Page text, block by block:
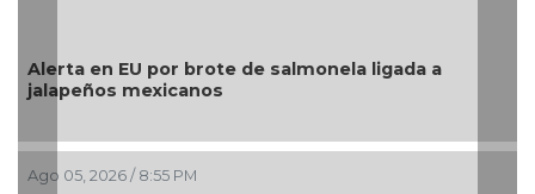
de salmonela ligada a
La UNAM analiza